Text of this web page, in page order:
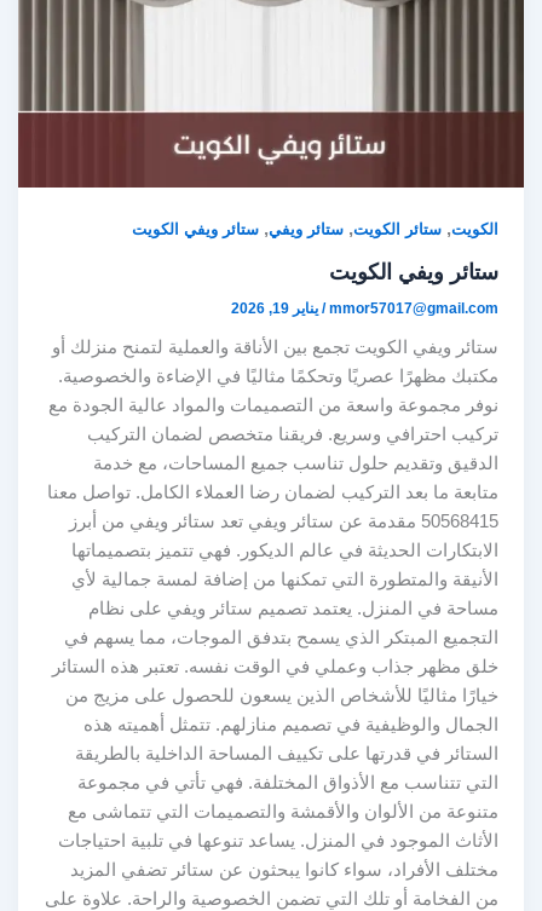
الكويت,ستائر الكويت,ستائر ويفي,ستائر ويفي الكويت
ستائر ويفي الكويت
mmor57017@gmail.com
/يناير 19, 2026
ستائر ويفي الكويت تجمع بين الأناقة والعملية لتمنح منزلك أو
مكتبك مظهرًا عصريًا وتحكمًا مثاليًا في الإضاءة والخصوصية.
نوفر مجموعة واسعة من التصميمات والمواد عالية الجودة مع
تركيب احترافي وسريع. فريقنا متخصص لضمان التركيب
الدقيق وتقديم حلول تناسب جميع المساحات، مع خدمة
متابعة ما بعد التركيب لضمان رضا العملاء الكامل. تواصل معنا
50568415 مقدمة عن ستائر ويفي تعد ستائر ويفي من أبرز
الابتكارات الحديثة في عالم الديكور. فهي تتميز بتصميماتها
الأنيقة والمتطورة التي تمكنها من إضافة لمسة جمالية لأي
مساحة في المنزل. يعتمد تصميم ستائر ويفي على نظام
التجميع المبتكر الذي يسمح بتدفق الموجات، مما يسهم في
خلق مظهر جذاب وعملي في الوقت نفسه. تعتبر هذه الستائر
خيارًا مثاليًا للأشخاص الذين يسعون للحصول على مزيج من
الجمال والوظيفية في تصميم منازلهم. تتمثل أهميته هذه
الستائر في قدرتها على تكييف المساحة الداخلية بالطريقة
التي تتناسب مع الأذواق المختلفة. فهي تأتي في مجموعة
متنوعة من الألوان والأقمشة والتصميمات التي تتماشى مع
الأثاث الموجود في المنزل. يساعد تنوعها في تلبية احتياجات
مختلف الأفراد، سواء كانوا يبحثون عن ستائر تضفي المزيد
من الفخامة أو تلك التي تضمن الخصوصية والراحة. علاوة على